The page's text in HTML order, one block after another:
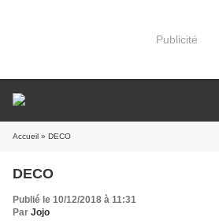
Publicité
Accueil » DECO
DECO
Publié le 10/12/2018 à 11:31
Par Jojo